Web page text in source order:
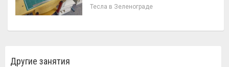
Тесла в Зеленограде
Другие занятия